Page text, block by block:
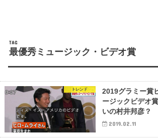
TAG
最優秀ミュージック・ビデオ賞
トレンド
2019グラミー賞
ージックビデオ
いの村井邦彦？
2019.02.11